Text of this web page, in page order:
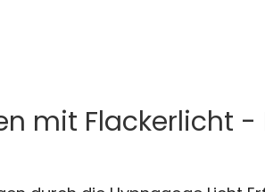
mit Flackerlicht -